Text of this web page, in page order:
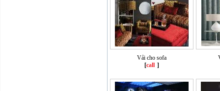
Vải cho sofa
[call ]